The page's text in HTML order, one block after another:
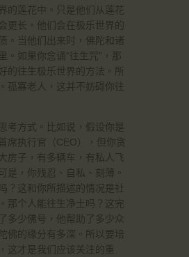
的莲花中。只是他们从莲花
更长。他们会在极乐世界的
。当他们出来时，佛陀和诸
。如果你念诵“往生咒”，那
的往生极乐世界的方法。所
孤寡老人，这并不妨碍你往
考方式。比如说，假设你是
席执行官（CEO），但你贪
房子，有多辆车，有私人飞
是，你残忍、自私、刻薄。
？这和你所描述的情况是社
那个人能往生净土吗？这完
多少佛号，他帮助了多少众
佛的缘分有多深。所以要培
这才是我们应该关注的重